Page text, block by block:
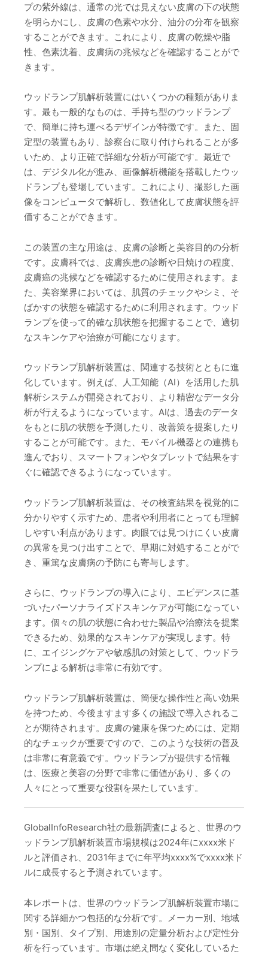
プの紫外線は、通常の光では見えない皮膚の下の状態
を明らかにし、皮膚の色素や水分、油分の分布を観察
することができます。これにより、皮膚の乾燥や脂
性、色素沈着、皮膚病の兆候などを確認することがで
きます。
ウッドランプ肌解析装置にはいくつかの種類がありま
す。最も一般的なものは、手持ち型のウッドランプ
で、簡単に持ち運べるデザインが特徴です。また、固
定型の装置もあり、診察台に取り付けられることが多
いため、より正確で詳細な分析が可能です。最近で
は、デジタル化が進み、画像解析機能を搭載したウッ
ドランプも登場しています。これにより、撮影した画
像をコンピュータで解析し、数値化して皮膚状態を評
価することができます。
この装置の主な用途は、皮膚の診断と美容目的の分析
です。皮膚科では、皮膚疾患の診断や日焼けの程度、
皮膚癌の兆候などを確認するために使用されます。ま
た、美容業界においては、肌質のチェックやシミ、そ
ばかすの状態を確認するために利用されます。ウッド
ランプを使って的確な肌状態を把握することで、適切
なスキンケアや治療が可能になります。
ウッドランプ肌解析装置は、関連する技術とともに進
化しています。例えば、人工知能（AI）を活用した肌
解析システムが開発されており、より精密なデータ分
析が行えるようになっています。AIは、過去のデータ
をもとに肌の状態を予測したり、改善策を提案したり
することが可能です。また、モバイル機器との連携も
進んでおり、スマートフォンやタブレットで結果をす
ぐに確認できるようになっています。
ウッドランプ肌解析装置は、その検査結果を視覚的に
分かりやすく示すため、患者や利用者にとっても理解
しやすい利点があります。肉眼では見つけにくい皮膚
の異常を見つけ出すことで、早期に対処することがで
き、重篤な皮膚病の予防にも寄与します。
さらに、ウッドランプの導入により、エビデンスに基
づいたパーソナライズドスキンケアが可能になってい
ます。個々の肌の状態に合わせた製品や治療法を提案
できるため、効果的なスキンケアが実現します。特
に、エイジングケアや敏感肌の対策として、ウッドラ
ンプによる解析は非常に有効です。
ウッドランプ肌解析装置は、簡便な操作性と高い効果
を持つため、今後ますます多くの施設で導入されるこ
とが期待されます。皮膚の健康を保つためには、定期
的なチェックが重要ですので、このような技術の普及
は非常に有意義です。ウッドランプが提供する情報
は、医療と美容の分野で非常に価値があり、多くの
人々にとって重要な役割を果たしています。
GlobalInfoResearch社の最新調査によると、世界のウ
ッドランプ肌解析装置市場規模は2024年にxxxx米ド
ルと評価され、2031年までに年平均xxxx%でxxxx米ド
ルに成長すると予測されています。
本レポートは、世界のウッドランプ肌解析装置市場に
関する詳細かつ包括的な分析です。メーカー別、地域
別・国別、タイプ別、用途別の定量分析および定性分
析を行っています。市場は絶え間なく変化しているた